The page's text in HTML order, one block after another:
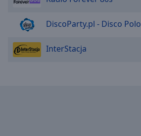
DiscoParty.pl - Disco Polo
InterStacja